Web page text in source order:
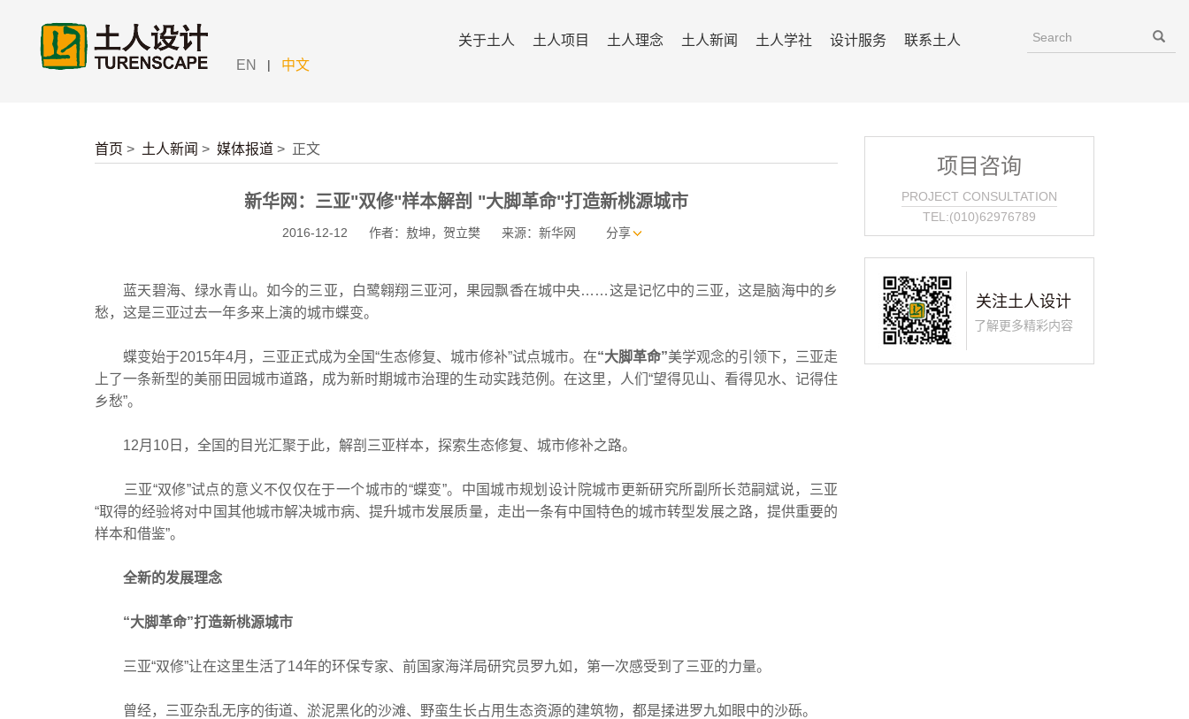
EN | 中文
关于土人 土人项目 土人理念 土人新闻 土人学社 设计服务 联系土人
首页 > 土人新闻 > 媒体报道 > 正文
新华网：三亚"双修"样本解剖 "大脚革命"打造新桃源城市
2016-12-12 作者：敖坤，贺立樊 来源：新华网 分享
蓝天碧海、绿水青山。如今的三亚，白鹭翱翔三亚河，果园飘香在城中央……这是记忆中的三亚，这是脑海中的乡
愁，这是三亚过去一年多来上演的城市蝶变。
蝶变始于2015年4月，三亚正式成为全国“生态修复、城市修补”试点城市。在“大脚革命”美学观念的引领下，三亚走
上了一条新型的美丽田园城市道路，成为新时期城市治理的生动实践范例。在这里，人们“望得见山、看得见水、记得住
乡愁”。
12月10日，全国的目光汇聚于此，解剖三亚样本，探索生态修复、城市修补之路。
三亚“双修”试点的意义不仅仅在于一个城市的“蝶变”。中国城市规划设计院城市更新研究所副所长范嗣斌说，三亚
“取得的经验将对中国其他城市解决城市病、提升城市发展质量，走出一条有中国特色的城市转型发展之路，提供重要的
样本和借鉴”。
全新的发展理念
“大脚革命”打造新桃源城市
三亚“双修”让在这里生活了14年的环保专家、前国家海洋局研究员罗九如，第一次感受到了三亚的力量。
曾经，三亚杂乱无序的街道、淤泥黑化的沙滩、野蛮生长占用生态资源的建筑物，都是揉进罗九如眼中的沙砾。
项目咨询
PROJECT CONSULTATION
TEL:(010)62976789
关注土人设计
了解更多精彩内容